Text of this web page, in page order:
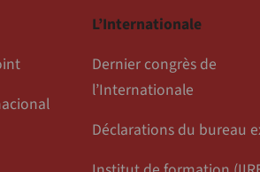
L’Internationale
Dernier congrès de
l’Internationale
Déclarations du bureau